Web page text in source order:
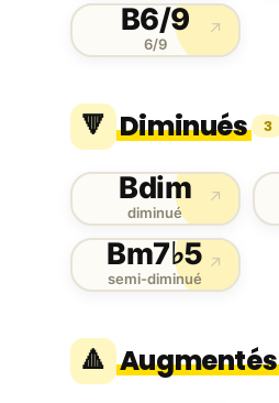
B6/9
6/9
↗
🔻 Diminués 3
Bdim
diminué
↗
Bm7♭5
semi-diminué
↗
🔺 Augmentés